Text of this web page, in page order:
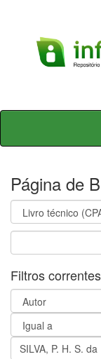
Skip
Página de
Filtros